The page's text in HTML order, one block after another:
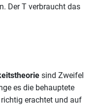
Der T verbraucht das
sind Zweifel
es die behauptete
erachtet und auf